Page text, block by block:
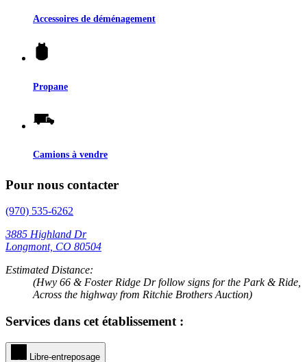
Accessoires de déménagement
Propane
Camions à vendre
Pour nous contacter
(970) 535-6262
3885 Highland Dr
Longmont, CO 80504
Estimated Distance:
(Hwy 66 & Foster Ridge Dr follow signs for the Park & Ride,
Across the highway from Ritchie Brothers Auction)
Services dans cet établissement :
Libre-entreposage